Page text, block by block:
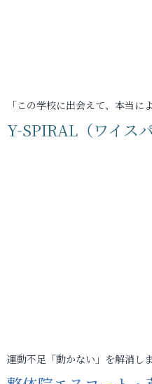
「この学校に出会えて、本当に
Y-SPIRAL（ワイス
運動不足「動かない」を解消し